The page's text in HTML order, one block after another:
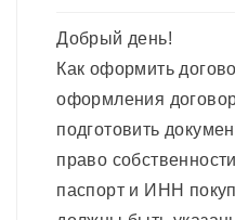
Добрый день!
Как оформить
оформления
подготовить
право
паспорт и ИНН